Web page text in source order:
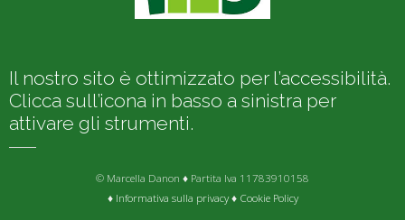
Il nostro sito è ottimizzato per l’accessibilità.
Clicca sull’icona in basso a sinistra per
attivare gli strumenti.
© Marcella Danon ♦ Partita Iva 11783910158
♦ Informativa sulla privacy♦ Cookie Policy